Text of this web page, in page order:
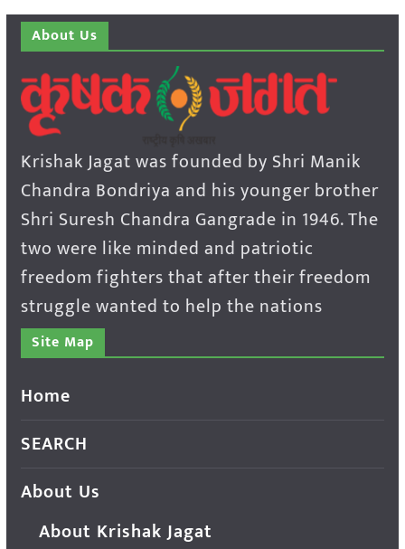
About Us
Krishak Jagat was founded by Shri Manik
Chandra Bondriya and his younger brother
Shri Suresh Chandra Gangrade in 1946. The
two were like minded and patriotic
freedom fighters that after their freedom
struggle wanted to help the nations
Site Map
Home
SEARCH
About Us
About Krishak Jagat